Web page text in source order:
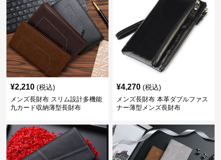
¥2,210 (税込)
メンズ長財布 スリム設計多機能
九カード収納薄型長財布
¥4,270 (税込)
メンズ長財布 本革ダブルファス
ナー薄型メンズ長財布